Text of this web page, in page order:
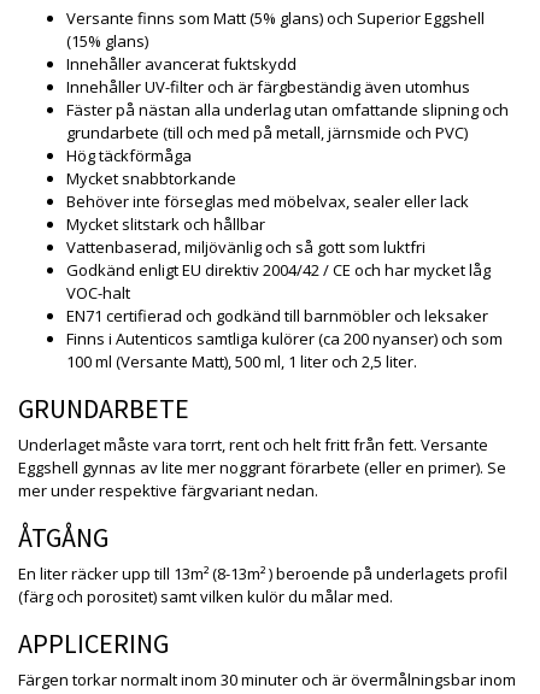
Versante finns som Matt (5% glans) och Superior Eggshell
(15% glans)
Innehåller avancerat fuktskydd
Innehåller UV-filter och är färgbeständig även utomhus
Fäster på nästan alla underlag utan omfattande slipning och
grundarbete (till och med på metall, järnsmide och PVC)
Hög täckförmåga
Mycket snabbtorkande
Behöver inte förseglas med möbelvax, sealer eller lack
Mycket slitstark och hållbar
Vattenbaserad, miljövänlig och så gott som luktfri
Godkänd enligt EU direktiv 2004/42 / CE och har mycket låg
VOC-halt
EN71 certifierad och godkänd till barnmöbler och leksaker
Finns i Autenticos samtliga kulörer (ca 200 nyanser) och som
100 ml (Versante Matt), 500 ml, 1 liter och 2,5 liter.
GRUNDARBETE
Underlaget måste vara torrt, rent och helt fritt från fett. Versante
Eggshell gynnas av lite mer noggrant förarbete (eller en primer). Se
mer under respektive färgvariant nedan.
ÅTGÅNG
En liter räcker upp till 13m² (8-13m² ) beroende på underlagets profil
(färg och porositet) samt vilken kulör du målar med.
APPLICERING
Färgen torkar normalt inom 30 minuter och är övermålningsbar inom